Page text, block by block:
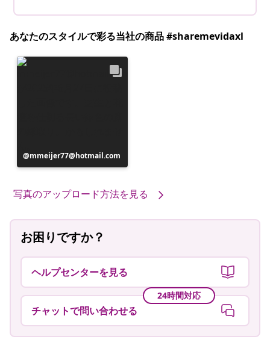
あなたのスタイルで彩る当社の商品 #sharemevidaxl
投
稿
mmeijer77@hotmail.com
写真のアップロード方法を見る
お困りですか？
ヘルプセンターを見る
24時間対応
チャットで問い合わせる